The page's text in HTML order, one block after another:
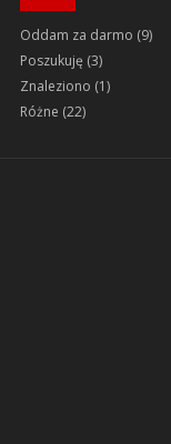
Oddam za darmo (9)
Poszukuję (3)
Znaleziono (1)
Różne (22)